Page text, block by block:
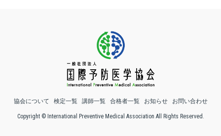
協会について 検定一覧 講師一覧 合格者一覧 お知らせ お問い合わせ
Copyright © International Preventive Medical Association All Rights Reserved.